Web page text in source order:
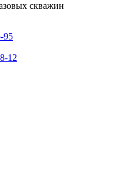
скважин
95
12